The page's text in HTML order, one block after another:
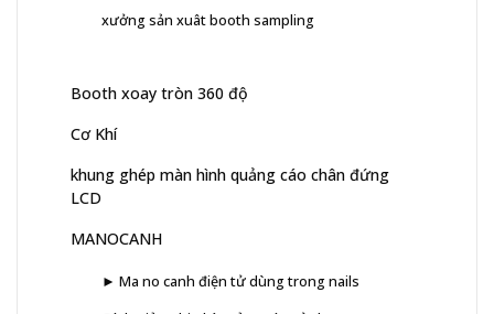
xưởng sản xuât booth sampling
Booth xoay tròn 360 độ
Cơ Khí
khung ghép màn hình quảng cáo chân đứng
LCD
MANOCANH
► Ma no canh điện tử dùng trong nails